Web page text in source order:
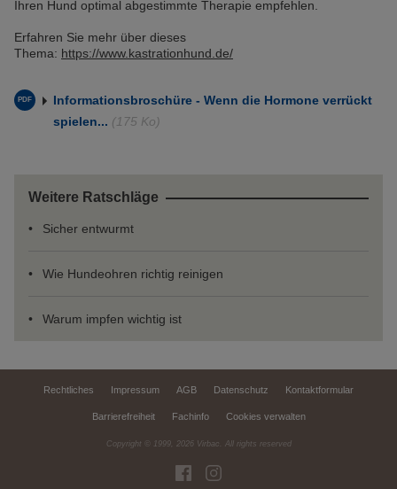
Ihren Hund optimal abgestimmte Therapie empfehlen.
Erfahren Sie mehr über dieses
Thema: https://www.kastrationhund.de/
Informationsbroschüre - Wenn die Hormone verrückt
spielen... (175 Ko)
Weitere Ratschläge
Sicher entwurmt
Wie Hundeohren richtig reinigen
Warum impfen wichtig ist
Rechtliches Impressum AGB Datenschutz Kontaktformular
Barrierefreiheit Fachinfo Cookies verwalten
Copyright © 1999, 2026 Virbac. All rights reserved